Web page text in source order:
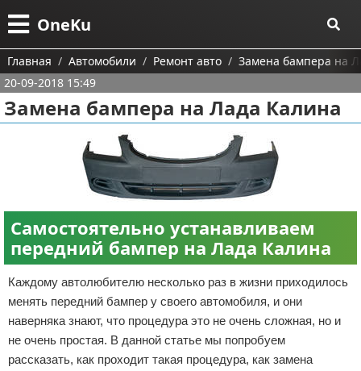
OneKu
Меню
Главная
Категории
Информационные технологии
Тесты и обзоры устройств
Автомобили
Ремонт авто
Строительство и ремонт
Финансы
Путешествия и отдых
Образование
Здоровье и красота
Поиск
Сотрудничество
Размещение рекламы
Для правообладателей
Условия предоставления информации
Главная Автомобили Ремонт авто
Замена бампера на
20-09-2018 15:49
Замена бампера на Лада Калина
Самостоятельно устанавливаем
передний бампер на Лада Калина
Каждому автолюбителю несколько раз в жизни приходилось
менять передний бампер у своего автомобиля, и они
наверняка знают, что процедура это не очень сложная, но и
не очень простая. В данной статье мы попробуем
рассказать, как проходит такая процедура, как замена